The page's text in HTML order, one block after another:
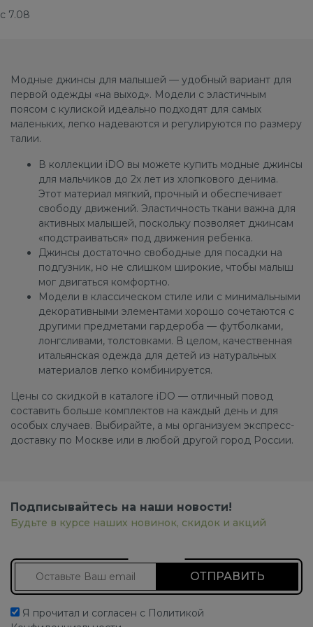
с 7.08
Модные джинсы для малышей — удобный вариант для
первой одежды «на выход». Модели с эластичным
поясом с кулиской идеально подходят для самых
маленьких, легко надеваются и регулируются по размеру
талии.
В коллекции iDO вы можете купить модные джинсы
для мальчиков до 2х лет из хлопкового денима.
Этот материал мягкий, прочный и обеспечивает
свободу движений. Эластичность ткани важна для
активных малышей, поскольку позволяет джинсам
«подстраиваться» под движения ребенка.
Джинсы достаточно свободные для посадки на
подгузник, но не слишком широкие, чтобы малыш
мог двигаться комфортно.
Модели в классическом стиле или с минимальными
декоративными элементами хорошо сочетаются с
другими предметами гардероба — футболками,
лонгсливами, толстовками. В целом, качественная
итальянская одежда для детей из натуральных
материалов легко комбинируется.
Цены со скидкой в каталоге iDO — отличный повод
составить больше комплектов на каждый день и для
особых случаев. Выбирайте, а мы организуем экспресс-
доставку по Москве или в любой другой город России.
Подписывайтесь на наши новости!
Будьте в курсе наших новинок, скидок и акций
Я прочитал и согласен с Политикой